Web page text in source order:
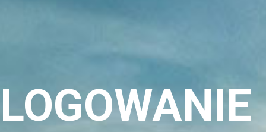
LOGOWANIE